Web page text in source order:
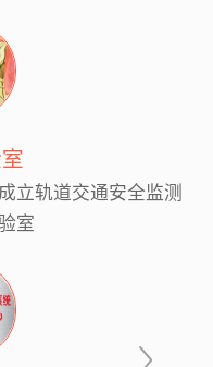
立轨道交通安全监测
室